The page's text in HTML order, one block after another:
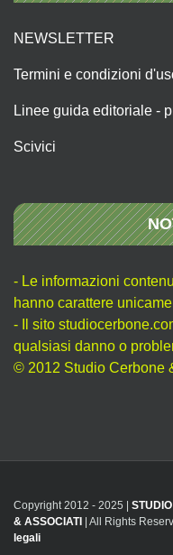
NEWSLETTER
Termini e condizioni
Linee guida editoriale -
Scivici
- Le informazioni
hanno carattere
- Il sito
qualsiasi danno o
© 2012 Studio Cerbone
Copyright 2012 - 2025 |
& ASSOCIATI
| All Rights
legali